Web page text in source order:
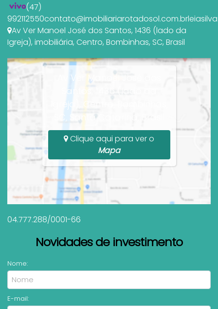
(47)
992112550contato@imobiliariarotadosol.com.br
Av Ver Manoel José dos Santos, 1436 (lado da
Igreja), imobiliária, Centro, Bombinhas, SC, Brasil
Av Ver Manoel José dos
Santos, 1436 (lado da
Igreja), Centro, Bombinhas,
SC, Santa Catarina, Brasil
Clique aqui para ver o
Mapa
04.777.288/0001-66
Novidades de investimento
Nome:
E-mail: